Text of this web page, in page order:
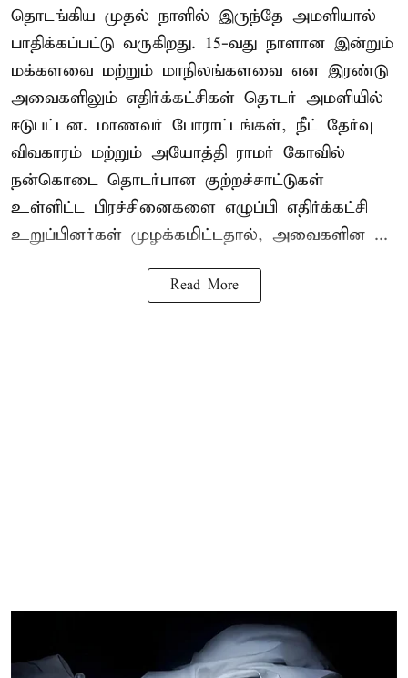
தொடங்கிய முதல் நாளில் இருந்தே அமளியால்
பாதிக்கப்பட்டு வருகிறது. 15-வது நாளான இன்றும்
மக்களவை மற்றும் மாநிலங்களவை என இரண்டு
அவைகளிலும் எதிர்க்கட்சிகள் தொடர் அமளியில்
ஈடுபட்டன. மாணவர் போராட்டங்கள், நீட் தேர்வு
விவகாரம் மற்றும் அயோத்தி ராமர் கோவில்
நன்கொடை தொடர்பான குற்றச்சாட்டுகள்
உள்ளிட்ட பிரச்சினைகளை எழுப்பி எதிர்க்கட்சி
உறுப்பினர்கள் முழக்கமிட்டதால், அவைகளின ...
Read More